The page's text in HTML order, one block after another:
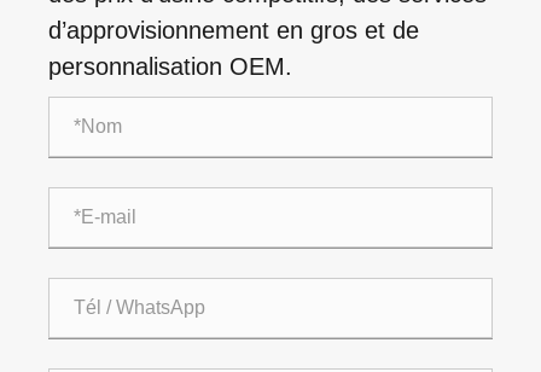
d’approvisionnement en gros et de
personnalisation OEM.